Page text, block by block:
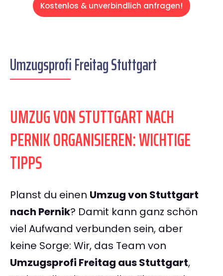
Kostenlos & unverbindlich anfragen!
Umzugsprofi Freitag Stuttgart
UMZUG VON STUTTGART NACH
PERNIK ORGANISIEREN: WICHTIGE
TIPPS
Planst du einen Umzug von Stuttgart
nach Pernik? Damit kann ganz schön
viel Aufwand verbunden sein, aber
keine Sorge: Wir, das Team von
Umzugsprofi Freitag aus Stuttgart,